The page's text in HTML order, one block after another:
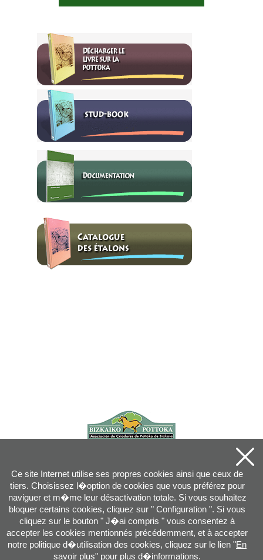
Ce site Internet utilise ses propres cookies ainsi que ceux de
tiers. Choisissez l�option de cookies que vous préférez pour
naviguer et m�me leur désactivation totale. Si vous souhaitez
bloquer certains cookies, cliquez sur " Configuration ". Si vous
cliquez sur le bouton " J�ai compris " vous consentez à
accepter les cookies mentionnés précédemment, et à accepter
notre politique d�utilisation des cookies, cliquez sur le lien "En
savoir plus" pour plus d�informations.